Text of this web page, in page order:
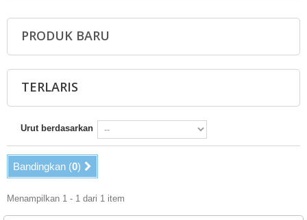
PRODUK BARU
TERLARIS
Urut berdasarkan
Bandingkan (0)
Menampilkan 1 - 1 dari 1 item